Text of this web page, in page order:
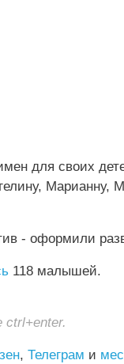
для своих
Марианну,
- оформили
118 малышей.
, Телеграм и